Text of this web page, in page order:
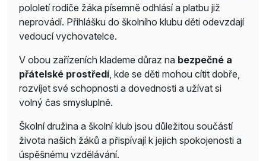
pololetí rodiče žáka písemně odhlásí a platbu již
neprovádí. Přihlášku do školního klubu děti odevzdají
vedoucí vychovatelce.
V obou zařízeních klademe důraz na bezpečné a
přátelské prostředí, kde se děti mohou cítit dobře,
rozvíjet své schopnosti a dovednosti a užívat si
volný čas smysluplně.
Školní družina a školní klub jsou důležitou součástí
života našich žáků a přispívají k jejich spokojenosti a
úspěšnému vzdělávání.